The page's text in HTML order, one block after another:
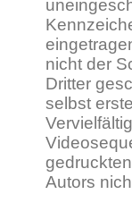
nicht der
Dritter
selbst
Autors